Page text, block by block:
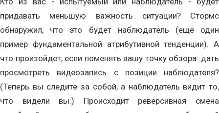
придавать меньшую важность ситуации? Стормс
обнаружил, что это будет наблюдатель (еще один
пример фундаментальной атрибутивной тенденции). А
что произойдет, если поменять вашу точку обзора: дать
просмотреть видеозапись с позиции наблюдателя?
(Теперь вы следите за собой, а наблюдатель видит то,
что видели вы.) Происходит реверсивная смена